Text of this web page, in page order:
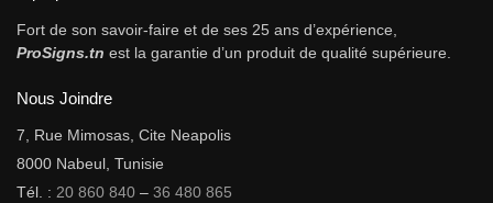
Fort de son savoir-faire et de ses 25 ans d’expérience,
ProSigns.tn est la garantie d’un produit de qualité supérieure.
Nous Joindre
7, Rue Mimosas, Cite Neapolis
8000 Nabeul, Tunisie
Tél. : 20 860 840 – 36 480 865